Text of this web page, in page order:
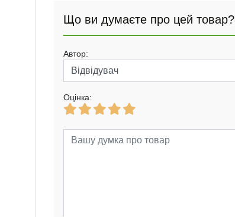
Що ви думаєте про цей товар?
Автор:
Оцінка: